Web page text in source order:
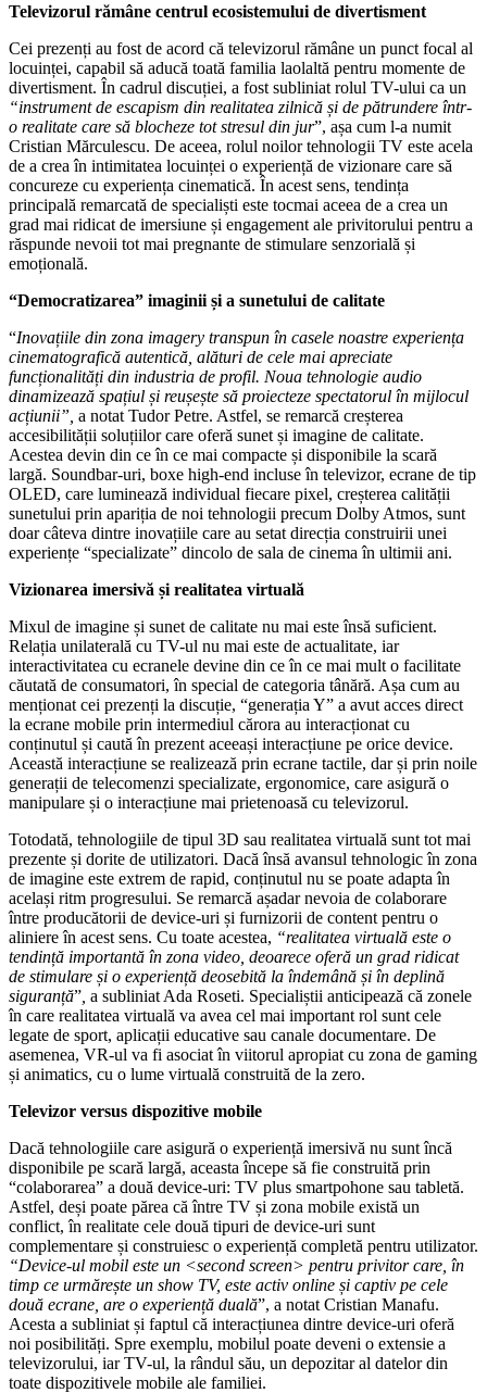
Televizorul rămâne centrul ecosistemului de divertisment
Cei prezenți au fost de acord că televizorul rămâne un punct focal al
locuinței, capabil să aducă toată familia laolaltă pentru momente de
divertisment. În cadrul discuției, a fost subliniat rolul TV-ului ca un
“instrument de escapism din realitatea zilnică și de pătrundere într-
o realitate care să blocheze tot stresul din jur”, așa cum l-a numit
Cristian Mărculescu. De aceea, rolul noilor tehnologii TV este acela
de a crea în intimitatea locuinței o experiență de vizionare care să
concureze cu experiența cinematică. În acest sens, tendința
principală remarcată de specialiști este tocmai aceea de a crea un
grad mai ridicat de imersiune și engagement ale privitorului pentru a
răspunde nevoii tot mai pregnante de stimulare senzorială și
emoțională.
“Democratizarea” imaginii și a sunetului de calitate
“Inovațiile din zona imagery transpun în casele noastre experiența
cinematografică autentică, alături de cele mai apreciate
funcționalități din industria de profil. Noua tehnologie audio
dinamizează spațiul și reușește să proiecteze spectatorul în mijlocul
acțiunii”, a notat Tudor Petre. Astfel, se remarcă creșterea
accesibilității soluțiilor care oferă sunet și imagine de calitate.
Acestea devin din ce în ce mai compacte și disponibile la scară
largă. Soundbar-uri, boxe high-end incluse în televizor, ecrane de tip
OLED, care luminează individual fiecare pixel, creșterea calității
sunetului prin apariția de noi tehnologii precum Dolby Atmos, sunt
doar câteva dintre inovațiile care au setat direcția construirii unei
experiențe “specializate” dincolo de sala de cinema în ultimii ani.
Vizionarea imersivă și realitatea virtuală
Mixul de imagine și sunet de calitate nu mai este însă suficient.
Relația unilaterală cu TV-ul nu mai este de actualitate, iar
interactivitatea cu ecranele devine din ce în ce mai mult o facilitate
căutată de consumatori, în special de categoria tânără. Așa cum au
menționat cei prezenți la discuție, “generația Y” a avut acces direct
la ecrane mobile prin intermediul cărora au interacționat cu
conținutul și caută în prezent aceeași interacțiune pe orice device.
Această interacțiune se realizează prin ecrane tactile, dar și prin noile
generații de telecomenzi specializate, ergonomice, care asigură o
manipulare și o interacțiune mai prietenoasă cu televizorul.
Totodată, tehnologiile de tipul 3D sau realitatea virtuală sunt tot mai
prezente și dorite de utilizatori. Dacă însă avansul tehnologic în zona
de imagine este extrem de rapid, conținutul nu se poate adapta în
același ritm progresului. Se remarcă așadar nevoia de colaborare
între producătorii de device-uri și furnizorii de content pentru o
aliniere în acest sens. Cu toate acestea, “realitatea virtuală este o
tendință importantă în zona video, deoarece oferă un grad ridicat
de stimulare și o experiență deosebită la îndemână și în deplină
siguranță” a subliniat Ada Roseti. Specialiștii anticipează că zonele
în care realitatea virtuală va avea cel mai important rol sunt cele
legate de sport, aplicații educative sau canale documentare. De
asemenea, VR-ul va fi asociat în viitorul apropiat cu zona de gaming
și animatics, cu o lume virtuală construită de la zero.
Televizor versus dispozitive mobile
Dacă tehnologiile care asigură o experiență imersivă nu sunt încă
disponibile pe scară largă, aceasta începe să fie construită prin
“colaborarea” a două device-uri: TV plus smartpohone sau tabletă.
Astfel, deși poate părea că între TV și zona mobile există un
conflict, în realitate cele două tipuri de device-uri sunt
complementare și construiesc o experiență completă pentru utilizator.
“Device-ul mobil este un <second screen> pentru privitor care, în
timp ce urmărește un show TV, este activ online și captiv pe cele
două ecrane, are o experiență duală”, a notat Cristian Manafu.
Acesta a subliniat și faptul că interacțiunea dintre device-uri oferă
noi posibilități. Spre exemplu, mobilul poate deveni o extensie a
televizorului, iar TV-ul, la rândul său, un depozitar al datelor din
toate dispozitivele mobile ale familiei.